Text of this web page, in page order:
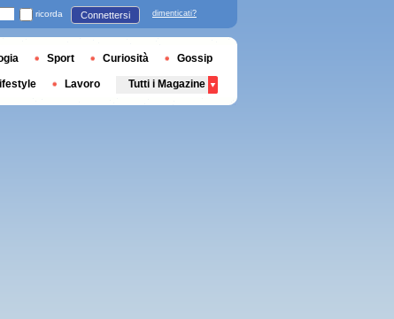
ricorda Connettersi dimenticati?
Sport Curiosità Gossip
Lavoro Tutti i Magazine